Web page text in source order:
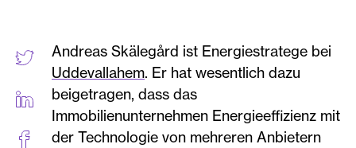
Andreas Skälegård ist Energiestratege bei
Uddevallahem. Er hat wesentlich dazu
beigetragen, dass das
Immobilienunternehmen Energieeffizienz mit
der Technologie von mehreren Anbietern